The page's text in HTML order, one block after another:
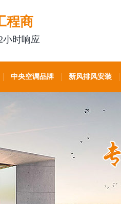
程商
小时响应
中央空调品牌 新风排风安装